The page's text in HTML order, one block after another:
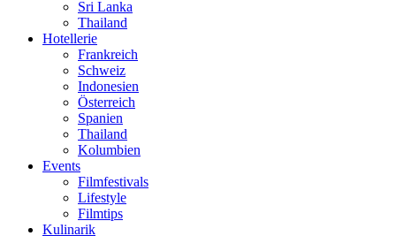
Sri Lanka
Thailand
Hotellerie
Frankreich
Schweiz
Indonesien
Österreich
Spanien
Thailand
Kolumbien
Events
Filmfestivals
Lifestyle
Filmtips
Kulinarik